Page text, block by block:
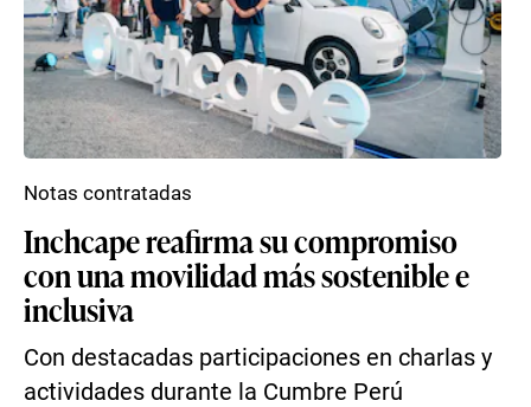
Inchcape reafirma su compromiso
con una movilidad más sostenible e
inclusiva
Con destacadas participaciones en charlas y
actividades durante la Cumbre Perú
Notas contratadas